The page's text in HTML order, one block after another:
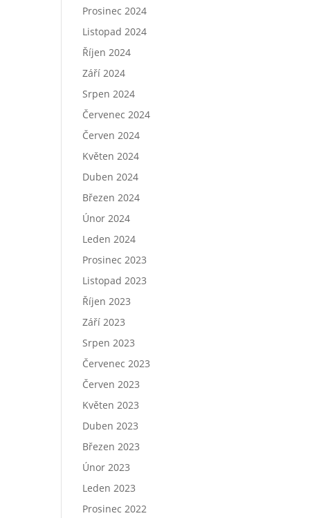
Prosinec 2024
Listopad 2024
Říjen 2024
Září 2024
Srpen 2024
Červenec 2024
Červen 2024
Květen 2024
Duben 2024
Březen 2024
Únor 2024
Leden 2024
Prosinec 2023
Listopad 2023
Říjen 2023
Září 2023
Srpen 2023
Červenec 2023
Červen 2023
Květen 2023
Duben 2023
Březen 2023
Únor 2023
Leden 2023
Prosinec 2022